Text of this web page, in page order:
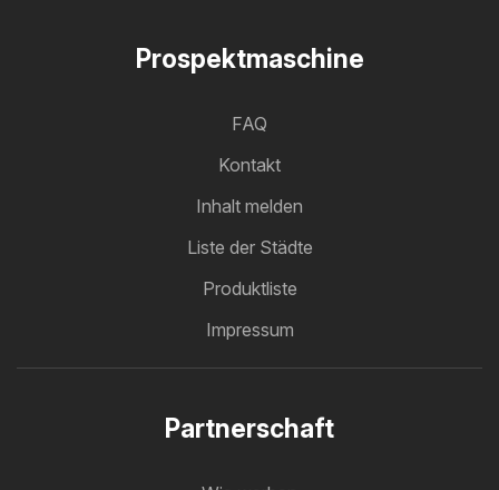
Prospektmaschine
FAQ
Kontakt
Inhalt melden
Liste der Städte
Produktliste
Impressum
Partnerschaft